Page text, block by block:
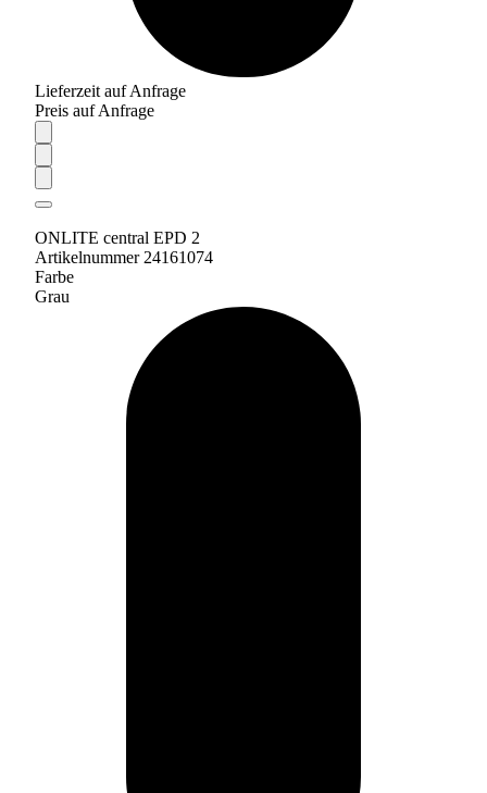
Lieferzeit auf Anfrage
Preis auf Anfrage
ONLITE central EPD 2
Artikelnummer 24161074
Farbe
Grau